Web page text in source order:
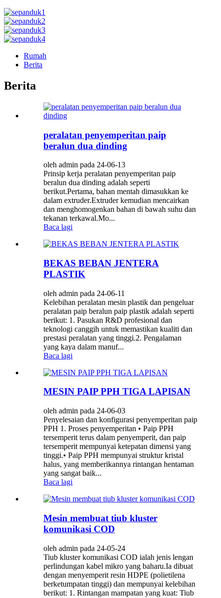
Rumah
Berita
Berita
peralatan penyemperitan paip
beralun dua dinding
oleh admin pada 24-06-13
Prinsip kerja peralatan penyemperitan paip
beralun dua dinding adalah seperti
berikut.Pertama, bahan mentah dimasukkan ke
dalam extruder.Extruder kemudian mencairkan
dan menghomogenkan bahan di bawah suhu dan
tekanan terkawal.Mo...
Baca lagi
BEKAS BEBAN JENTERA
PLASTIK
oleh admin pada 24-06-11
Kelebihan peralatan mesin plastik dan pengeluar
peralatan paip beralun paip plastik adalah seperti
berikut: 1. Pasukan R&D profesional dan
teknologi canggih untuk memastikan kualiti dan
prestasi peralatan yang tinggi.2. Pengalaman
yang kaya dalam manuf...
Baca lagi
MESIN PAIP PPH TIGA LAPISAN
oleh admin pada 24-06-03
Penyelesaian dan konfigurasi penyemperitan paip
PPH 1. Proses penyemperitan • Paip PPH
tersemperit terus dalam penyemperit, dan paip
tersemperit mempunyai ketepatan dimensi yang
tinggi.• Paip PPH mempunyai struktur kristal
halus, yang memberikannya rintangan hentaman
yang sangat baik...
Baca lagi
Mesin membuat tiub kluster
komunikasi COD
oleh admin pada 24-05-24
Tiub kluster komunikasi COD ialah jenis lengan
perlindungan kabel mikro yang baharu.Ia dibuat
dengan menyemperit resin HDPE (polietilena
berketumpatan tinggi) dan mempunyai kelebihan
berikut: 1. Rintangan mampatan yang kuat: Tiub